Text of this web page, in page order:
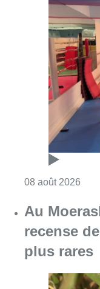
08 août 2026
Au
recense
plus rares